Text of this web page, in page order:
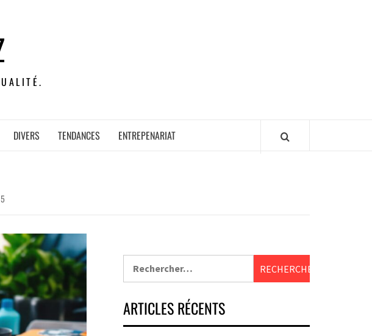
DIVERS TENDANCES ENTREPENARIAT
ARTICLES RÉCENTS